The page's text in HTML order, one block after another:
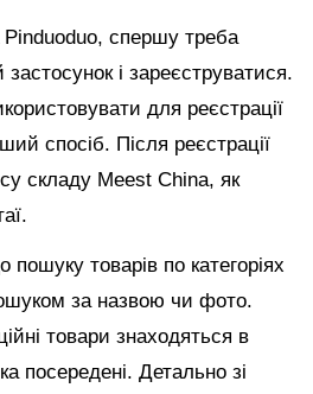
спершу треба
і зареєструватися.
для реєстрації
спосіб. Після реєстрації
складу Meest China, як
товарів по категоріях
за назвою чи фото.
товари знаходяться в
посередені. Детально зі